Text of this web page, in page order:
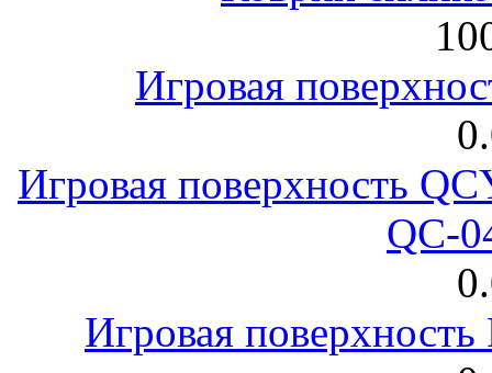
Игровая
Игровая поверхность
QC-
Игровая